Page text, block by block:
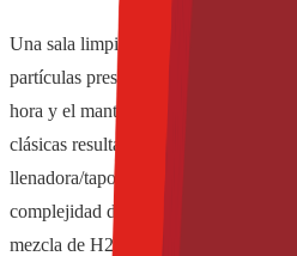
Una sala limpia clásica es definida
partículas prescrita, una renovación
hora y el mantenimiento de una
clásicas resultan razonables para la
llenadora/taponadora pero aumentan
complejidad del sistema en el
mezcla de H2O2-aire es "diluida"